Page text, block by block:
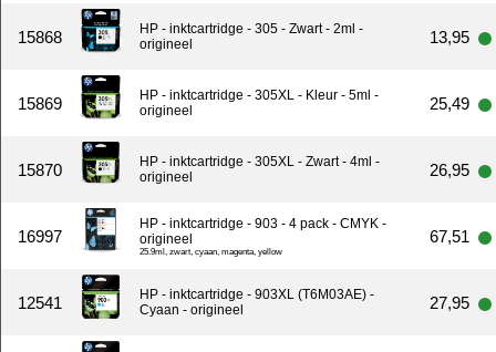
15868
HP - inktcartridge - 305 - Zwart - 2ml -
origineel
13,95
15869
HP - inktcartridge - 305XL - Kleur - 5ml -
origineel
25,49
15870
HP - inktcartridge - 305XL - Zwart - 4ml -
origineel
26,95
16997
HP - inktcartridge - 903 - 4 pack - CMYK -
origineel
25.9ml, zwart, cyaan, magenta, yellow
67,51
12541
HP - inktcartridge - 903XL (T6M03AE) -
Cyaan - origineel
27,95